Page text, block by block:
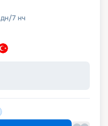
дн/7 нч